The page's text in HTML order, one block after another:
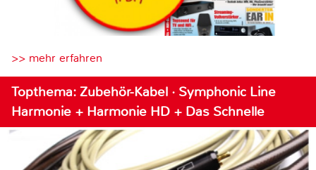
>> mehr erfahren
Topthema: Zubehör-Kabel · Symphonic Line
Harmonie + Harmonie HD + Das Schnelle